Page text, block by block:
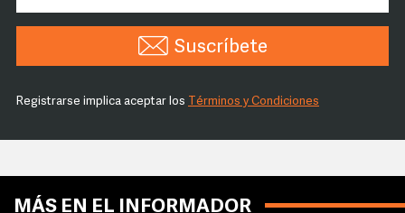
Suscríbete
Registrarse implica aceptar los Términos y Condiciones
MÁS EN EL INFORMADOR